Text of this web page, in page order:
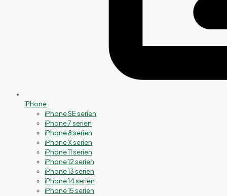
iPhone
iPhone SE serien
iPhone 7 serien
iPhone 8 serien
iPhone X serien
iPhone 11 serien
iPhone 12 serien
iPhone 13 serien
iPhone 14 serien
iPhone 15 serien